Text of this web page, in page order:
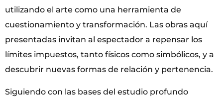
utilizando el arte como una herramienta de
cuestionamiento y transformación. Las obras aquí
presentadas invitan al espectador a repensar los
límites impuestos, tanto físicos como simbólicos, y a
descubrir nuevas formas de relación y pertenencia.
Siguiendo con las bases del estudio profundo